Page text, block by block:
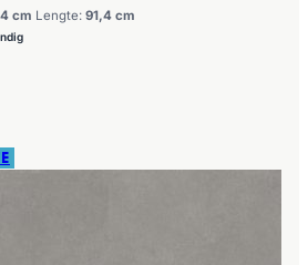
cm Lengte: 91,4 cm